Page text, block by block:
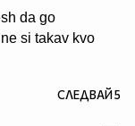
da go
si takav kvo
СЛЕДВАЙ5